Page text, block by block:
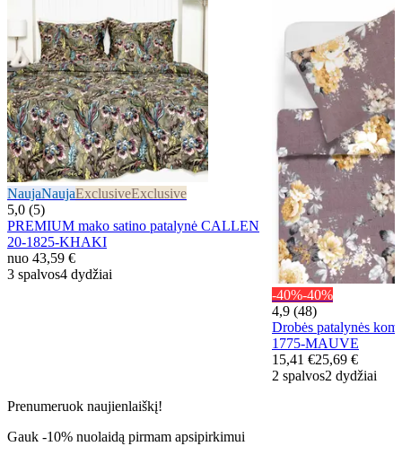
NaujaNaujaExclusiveExclusive
5,0 (5)
PREMIUM mako satino patalynė CALLEN
20-1825-KHAKI
nuo 43,59 €
3 spalvos4 dydžiai
-40%-40%
4,9 (48)
Drobės patalynės
1775-MAUVE
15,41 €25,69 €
2 spalvos2 dydžiai
Prenumeruok naujienlaiškį!
Gauk -10% nuolaidą pirmam apsipirkimui